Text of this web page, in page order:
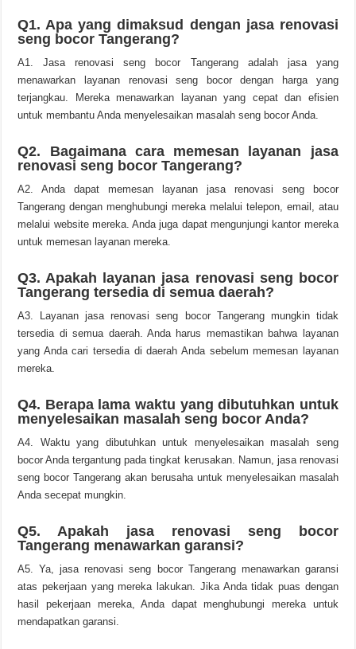
Q1. Apa yang dimaksud dengan jasa renovasi
seng bocor Tangerang?
A1. Jasa renovasi seng bocor Tangerang adalah jasa yang
menawarkan layanan renovasi seng bocor dengan harga yang
terjangkau. Mereka menawarkan layanan yang cepat dan efisien
untuk membantu Anda menyelesaikan masalah seng bocor Anda.
Q2. Bagaimana cara memesan layanan jasa
renovasi seng bocor Tangerang?
A2. Anda dapat memesan layanan jasa renovasi seng bocor
Tangerang dengan menghubungi mereka melalui telepon, email, atau
melalui website mereka. Anda juga dapat mengunjungi kantor mereka
untuk memesan layanan mereka.
Q3. Apakah layanan jasa renovasi seng bocor
Tangerang tersedia di semua daerah?
A3. Layanan jasa renovasi seng bocor Tangerang mungkin tidak
tersedia di semua daerah. Anda harus memastikan bahwa layanan
yang Anda cari tersedia di daerah Anda sebelum memesan layanan
mereka.
Q4. Berapa lama waktu yang dibutuhkan untuk
menyelesaikan masalah seng bocor Anda?
A4. Waktu yang dibutuhkan untuk menyelesaikan masalah seng
bocor Anda tergantung pada tingkat kerusakan. Namun, jasa renovasi
seng bocor Tangerang akan berusaha untuk menyelesaikan masalah
Anda secepat mungkin.
Q5. Apakah jasa renovasi seng bocor
Tangerang menawarkan garansi?
A5. Ya, jasa renovasi seng bocor Tangerang menawarkan garansi
atas pekerjaan yang mereka lakukan. Jika Anda tidak puas dengan
hasil pekerjaan mereka, Anda dapat menghubungi mereka untuk
mendapatkan garansi.